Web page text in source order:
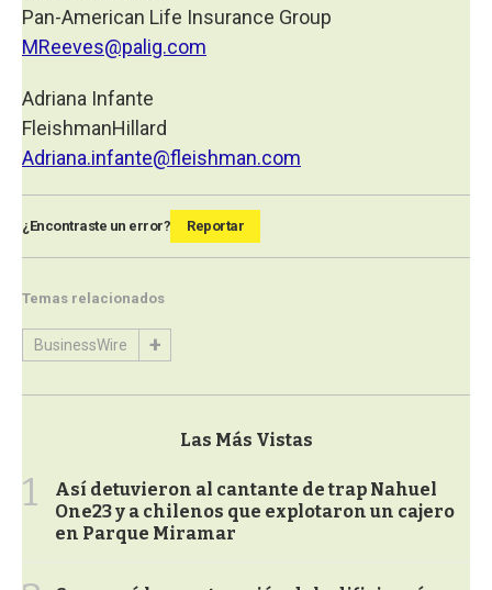
Pan-American Life Insurance Group
MReeves@palig.com
Adriana Infante
FleishmanHillard
Adriana.infante@fleishman.com
¿Encontraste un error? Reportar
Temas relacionados
BusinessWire
Las Más Vistas
1
Así detuvieron al cantante de trap Nahuel
One23 y a chilenos que explotaron un cajero
en Parque Miramar